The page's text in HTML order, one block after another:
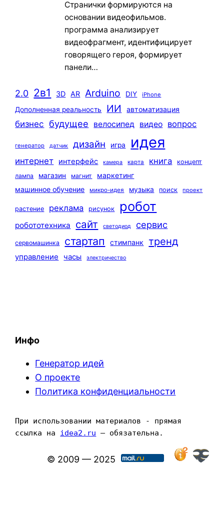
Странички формируются на
основании видеофильмов.
программа анализирует
видеофрагмент, идентифицирует
говорящего героя, формирует
панели…
2.0 2в1 3D AR Arduino DIY iPhone
Дополненная реальность ИИ автоматизация
бизнес будущее велосипед видео вопрос
генератор датчик дизайн игра идея
интернет интерфейс камера карта книга
концепт
лампа
магазин магнит
маркетинг
машинное обучение
микро-идея музыка поиск проект
растение реклама рисунок робот
робототехника сайт светодиод сервис
сервомашинка стартап стимпанк тренд
управление часы электричество
Инфо
Генератор идей
О проекте
Политика конфиденциальности
При использовании материалов - прямая
ссылка на idea2.ru — обязательна.
© 2009 — 2025